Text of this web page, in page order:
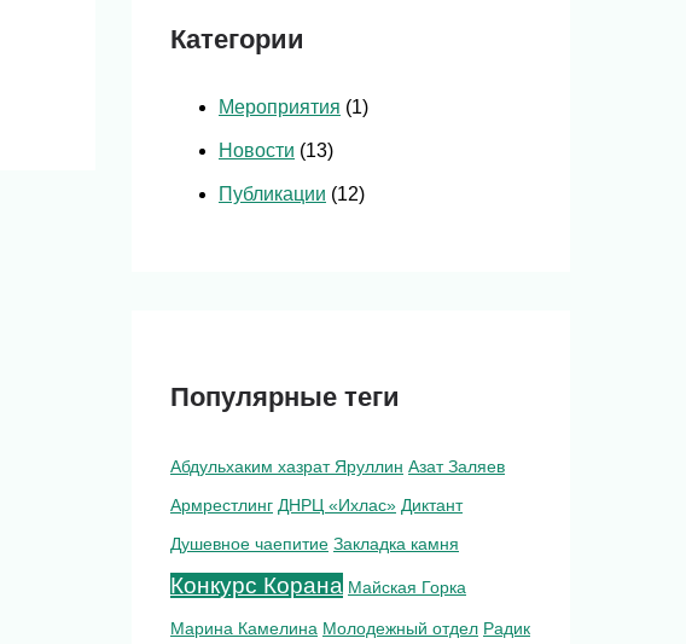
Категории
Мероприятия (1)
Новости (13)
Публикации (12)
Популярные теги
Абдульхаким хазрат Яруллин Азат Заляев
Армрестлинг ДНРЦ «Ихлас» Диктант
Душевное чаепитие Закладка камня
Конкурс Корана Майская Горка
Марина Камелина Молодежный отдел Радик